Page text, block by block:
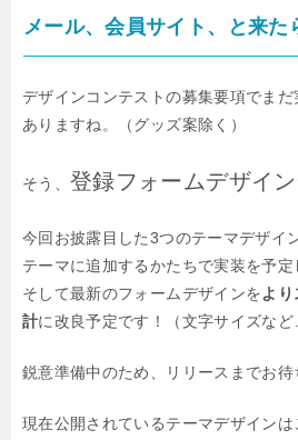
メール、会員サイト、と来た
デザインコンテストの募集要項でま
ありますね。（グッズ案除く）
そう、登録フォームデザイン
今回お披露目した3つのテーマデザイ
テーマに追加するかたちで実装を予定
そして最新のフォームデザインをよ
計に改良予定です！（文字サイズなど
鋭意準備中のため、リリースまでお待
現在公開されているテーマデザイン